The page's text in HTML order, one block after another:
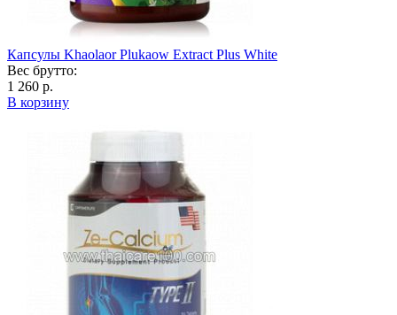
Капсулы Khaolaor Plukaow Extract Plus White
Вес брутто:
1 260 р.
В корзину